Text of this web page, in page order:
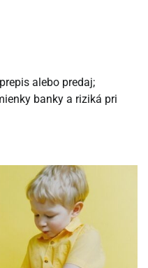
alebo predaj;
banky a riziká pri